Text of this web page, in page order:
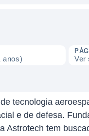
anos) Ver
tecnologia
e de defesa.
Astrotech tem